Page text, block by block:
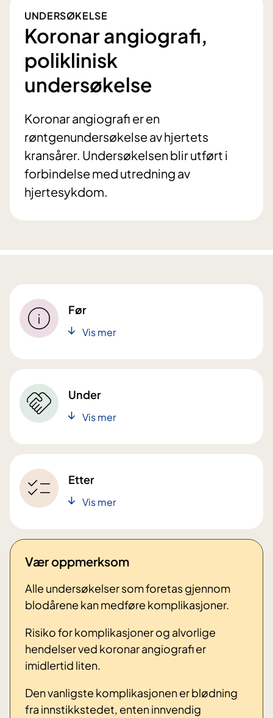
UNDERSØKELSE
Koronar angiografi,
poliklinisk
undersøkelse
Koronar angiografi er en
røntgenundersøkelse av hjertets
kransårer. Undersøkelsen blir utført i
forbindelse med utredning av
hjertesykdom.
Før
Vis mer
Under
Vis mer
Etter
Vis mer
Vær oppmerksom
Alle undersøkelser som foretas gjennom
blodårene kan medføre komplikasjoner.
Risiko for komplikasjoner og alvorlige
hendelser ved koronar angiografi er
imidlertid liten.
Den vanligste komplikasjonen er blødning
fra innstikkstedet, enten innvendig